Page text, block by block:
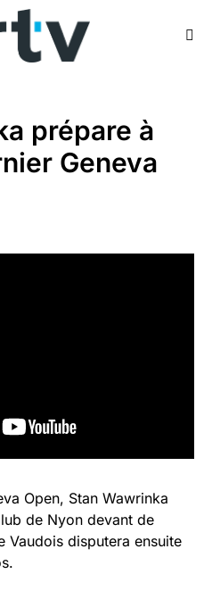
prépare à
Geneva
Open, Stan Wawrinka
de Nyon devant de
Vaudois disputera ensuite